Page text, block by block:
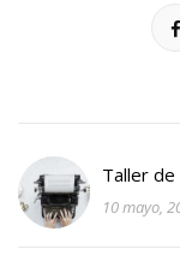
Taller
10 mayo,